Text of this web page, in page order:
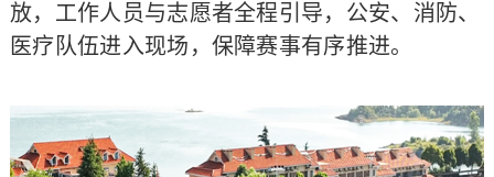
放，工作人员与志愿者全程引导，公安、消防、
医疗队伍进入现场，保障赛事有序推进。